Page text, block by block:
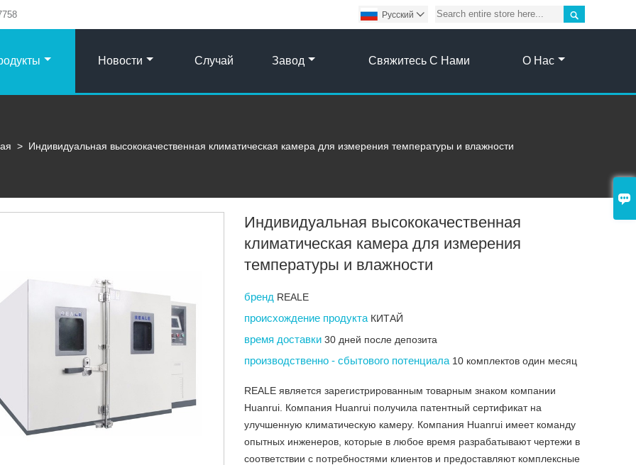


Pусский 
Новости Случай Завод Свяжитесь С Нами О Нас
> Индивидуальная высококачественная климатическая камера для измерения температуры и влажности
Индивидуальная высококачественная
климатическая камера для измерения
температуры и влажности
бренд REALE
происхождение продукта КИТАЙ
время доставки30 дней после депозита
производственно - сбытового потенциала 10 комплектов один месяц
REALE является зарегистрированным товарным знаком компании
Huanrui. Компания Huanrui получила патентный сертификат на
улучшенную климатическую камеру. Компания Huanrui имеет команду
опытных инженеров, которые в любое время разрабатывают чертежи в
соответствии с потребностями клиентов и предоставляют комплексные